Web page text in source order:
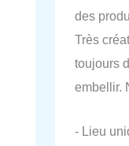
des
Très
toujours
embellir.
- Lieu